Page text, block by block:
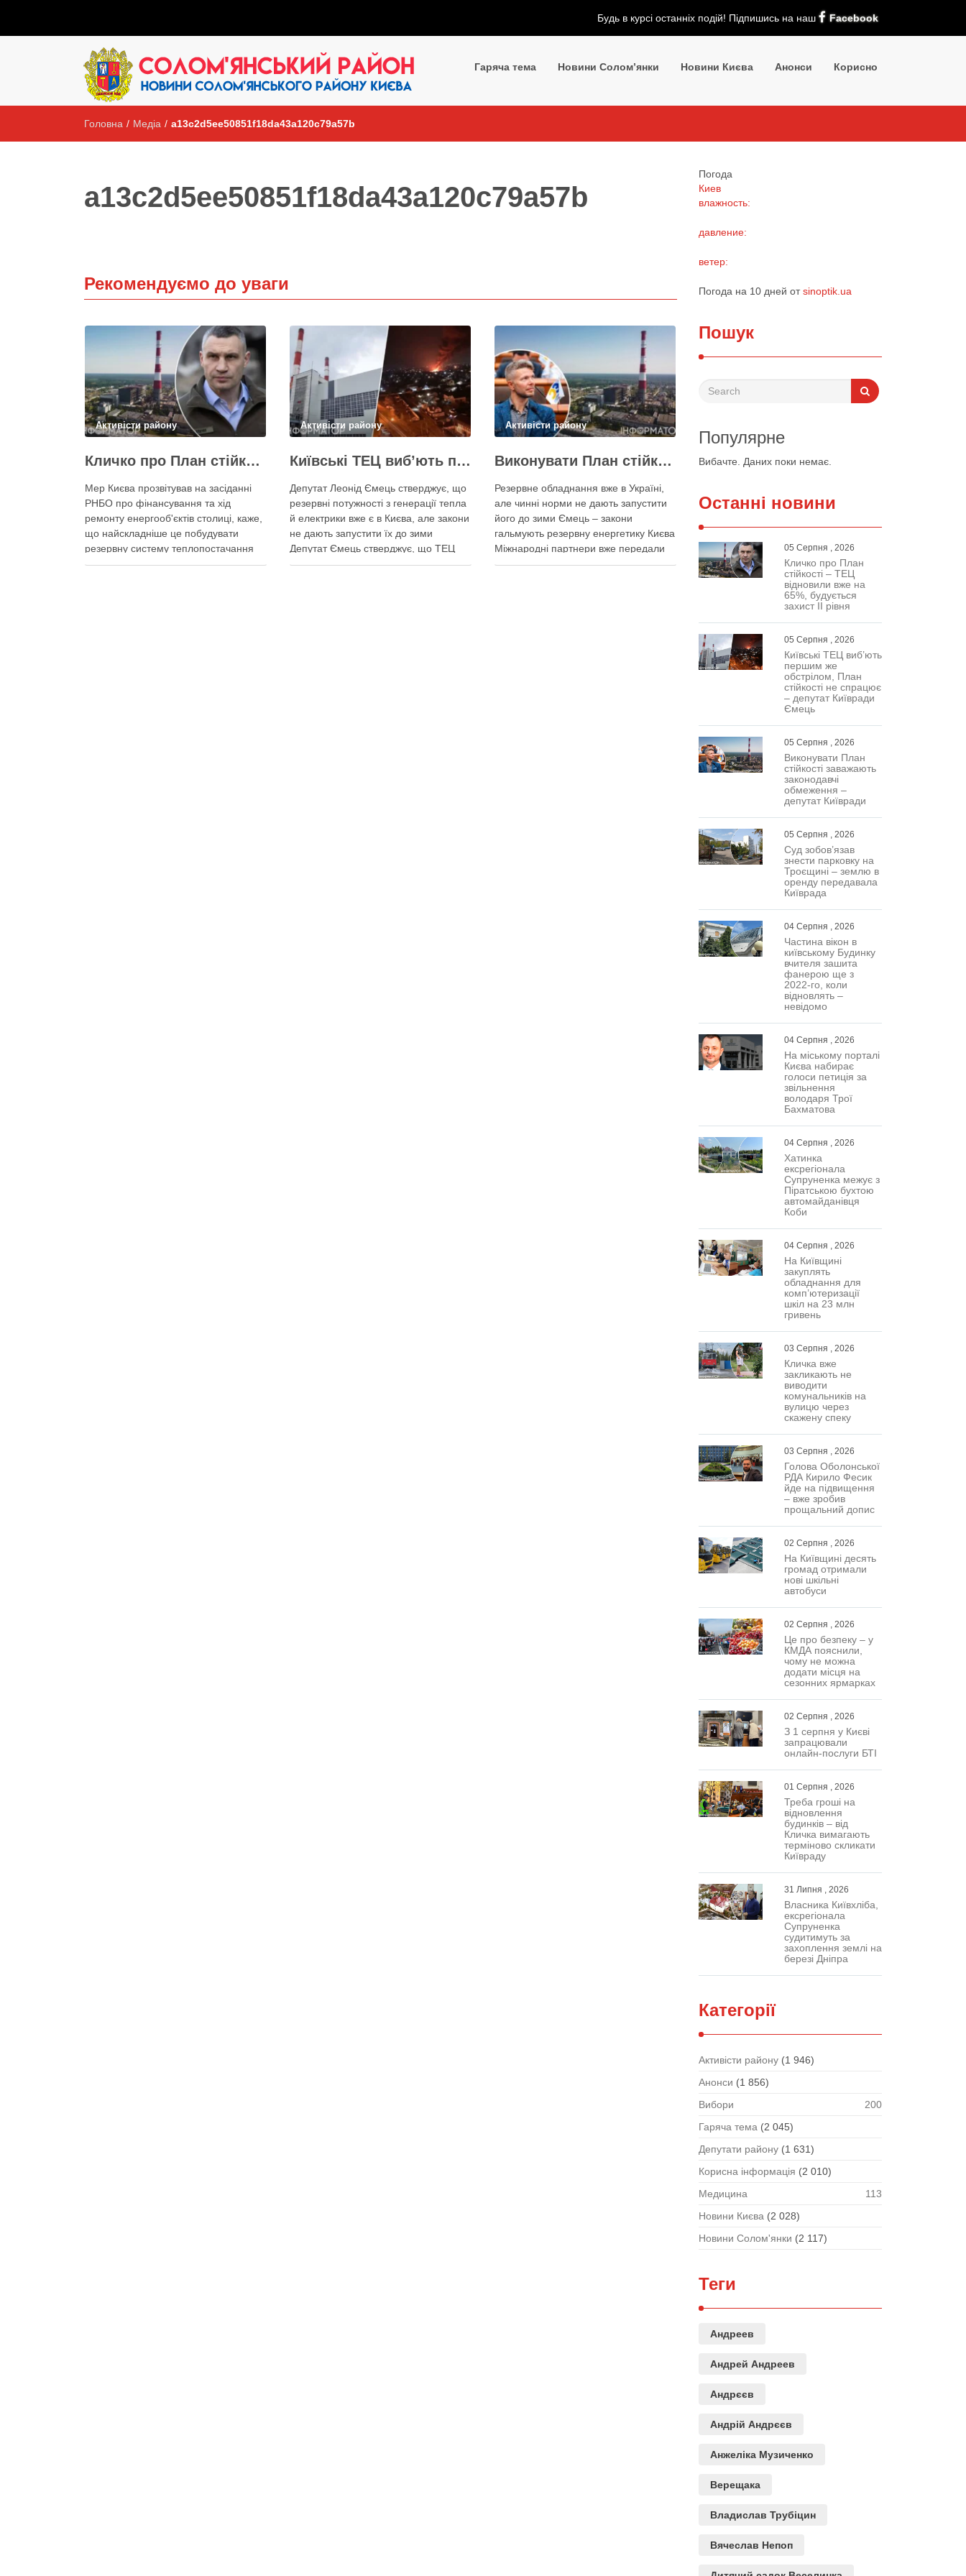
Будь в курсі останніх подій! Підпишись на наш Facebook
Гаряча тема Новини Солом’янки Новини Києва Анонси Корисно
Головна / Медіа / a13c2d5ee50851f18da43a120c79a57b
a13c2d5ee50851f18da43a120c79a57b
Рекомендуємо до уваги
Активісти району
Кличко про План стійкості – ТЕЦ відновили вже на 65%, будується захист ІІ рівня
Мер Києва прозвітував на засіданні
РНБО про фінансування та хід
ремонту енергооб'єктів столиці, каже,
що найскладніше це побудувати
резервну систему теплопостачання
Кличко розповів про виконання Плану
Активісти району
Київські ТЕЦ виб’ють першим же обстрілом, План стійкості не спрацює – депутат Київради Ємець
Депутат Леонід Ємець стверджує, що
резервні потужності з генерації тепла
й електрики вже є в Києва, але закони
не дають запустити їх до зими
Депутат Ємець стверджує, що ТЕЦ
можуть бути знищені першим же
Активісти району
Виконувати План стійкості заважають законодавчі обмеження – депутат Київради
Резервне обладнання вже в Україні,
але чинні норми не дають запустити
його до зими Ємець – закони
гальмують резервну енергетику Києва
Міжнародні партнери вже передали
Україні обладнання для резервного
Погода
Киев
влажность:
давление:
ветер:
Погода на 10 дней отsinoptik.ua
Пошук
Популярне
Вибачте. Даних поки немає.
Останні новини
05 Серпня , 2026
Кличко про План
стійкості – ТЕЦ
відновили вже на
65%, будується
захист ІІ рівня
05 Серпня , 2026
Київські ТЕЦ виб’ють
першим же
обстрілом, План
стійкості не спрацює
– депутат Київради
Ємець
05 Серпня , 2026
Виконувати План
стійкості заважають
законодавчі
обмеження –
депутат Київради
05 Серпня , 2026
Суд зобов’язав
знести парковку на
Троєщині – землю в
оренду передавала
Київрада
04 Серпня , 2026
Частина вікон в
київському Будинку
вчителя зашита
фанерою ще з
2022-го, коли
відновлять –
невідомо
04 Серпня , 2026
На міському порталі
Києва набирає
голоси петиція за
звільнення
володаря Трої
Бахматова
04 Серпня , 2026
Хатинка
ексрегіонала
Супруненка межує з
Піратською бухтою
автомайданівця
Коби
04 Серпня , 2026
На Київщині
закуплять
обладнання для
комп’ютеризації
шкіл на 23 млн
гривень
03 Серпня , 2026
Кличка вже
закликають не
виводити
комунальників на
вулицю через
скажену спеку
03 Серпня , 2026
Голова Оболонської
РДА Кирило Фесик
йде на підвищення
– вже зробив
прощальний допис
02 Серпня , 2026
На Київщині десять
громад отримали
нові шкільні
автобуси
02 Серпня , 2026
Це про безпеку – у
КМДА пояснили,
чому не можна
додати місця на
сезонних ярмарках
02 Серпня , 2026
З 1 серпня у Києві
запрацювали
онлайн-послуги БТІ
01 Серпня , 2026
Треба гроші на
відновлення
будинків – від
Кличка вимагають
терміново скликати
Київраду
31 Липня , 2026
Власника Київхліба,
ексрегіонала
Супруненка
судитимуть за
захоплення землі на
березі Дніпра
Категорії
Активісти району (1 946)
Анонси (1 856)
Вибори
200
Гаряча тема (2 045)
Депутати району (1 631)
Корисна інформація (2 010)
Медицина
113
Новини Києва (2 028)
Новини Солом'янки (2 117)
Теги
Андреев
Андрей Андреев
Андрєєв
Андрій Андрєєв
Анжеліка Музиченко
Верещака
Владислав Трубіцин
Вячеслав Непоп